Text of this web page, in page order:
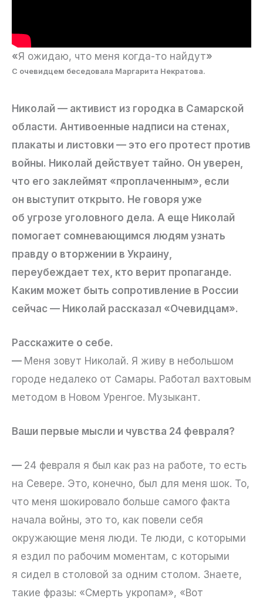
«Я ожидаю, что меня когда-то найдут»
С очевидцем беседовала Маргарита Некратова.
Николай — активист из городка в Самарской
области. Антивоенные надписи на стенах,
плакаты и листовки — это его протест против
войны. Николай действует тайно. Он уверен,
что его заклеймят «проплаченным», если
он выступит открыто. Не говоря уже
об угрозе уголовного дела. А еще Николай
помогает сомневающимся людям узнать
правду о вторжении в Украину,
переубеждает тех, кто верит пропаганде.
Каким может быть сопротивление в России
сейчас — Николай рассказал «Очевидцам».
Расскажите о себе.
— Меня зовут Николай. Я живу в небольшом
городе недалеко от Самары. Работал вахтовым
методом в Новом Уренгое. Музыкант.
Ваши первые мысли и чувства 24 февраля?
— 24 февраля я был как раз на работе, то есть
на Севере. Это, конечно, был для меня шок. То,
что меня шокировало больше самого факта
начала войны, это то, как повели себя
окружающие меня люди. Те люди, с которыми
я ездил по рабочим моментам, с которыми
я сидел в столовой за одним столом. Знаете,
такие фразы: «Смерть укропам», «Вот